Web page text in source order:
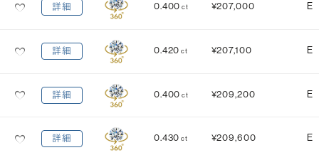
詳細 0.400 ct ¥207,000 E
詳細 0.420 ct ¥207,100 E
詳細 0.400 ct ¥209,200 E
詳細 0.430 ct ¥209,600 E